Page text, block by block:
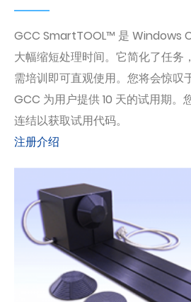
GCC SmartTOOL™ 是 Windows
大幅缩短处理时间。它简化了任务
需培训即可直观使用。您将会惊叹
GCC 为用户提供 10 天的试用期。
连结以获取试用代码。
注册介绍